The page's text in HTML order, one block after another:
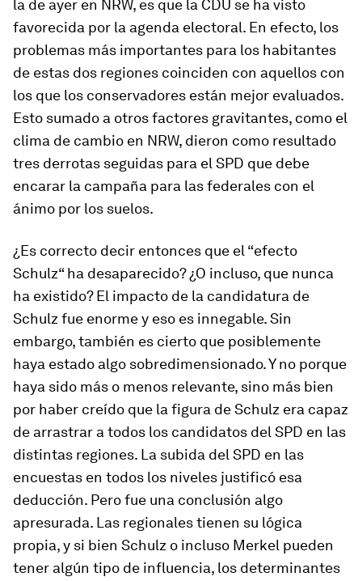
la de ayer en NRW, es que la CDU se ha visto
favorecida por la agenda electoral. En efecto, los
problemas más importantes para los habitantes
de estas dos regiones coinciden con aquellos con
los que los conservadores están mejor evaluados.
Esto sumado a otros factores gravitantes, como el
clima de cambio en NRW, dieron como resultado
tres derrotas seguidas para el SPD que debe
encarar la campaña para las federales con el
ánimo por los suelos.
¿Es correcto decir entonces que el “efecto
Schulz“ ha desaparecido? ¿O incluso, que nunca
ha existido? El impacto de la candidatura de
Schulz fue enorme y eso es innegable. Sin
embargo, también es cierto que posiblemente
haya estado algo sobredimensionado. Y no porque
haya sido más o menos relevante, sino más bien
por haber creído que la figura de Schulz era capaz
de arrastrar a todos los candidatos del SPD en las
distintas regiones. La subida del SPD en las
encuestas en todos los niveles justificó esa
deducción. Pero fue una conclusión algo
apresurada. Las regionales tienen su lógica
propia, y si bien Schulz o incluso Merkel pueden
tener algún tipo de influencia, los determinantes